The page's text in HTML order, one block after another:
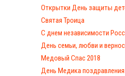
Открытки День защиты
Святая Троица
С днем независимости
День семьи, любви и
Медовый Спас 2018
День Медика поздравления